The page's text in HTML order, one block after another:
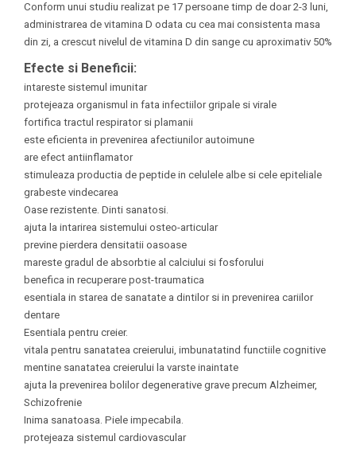
Conform unui studiu realizat pe 17 persoane timp de doar 2-3 luni,
administrarea de vitamina D odata cu cea mai consistenta masa
din zi, a crescut nivelul de vitamina D din sange cu aproximativ 50%
Efecte si Beneficii:
intareste sistemul imunitar
protejeaza organismul in fata infectiilor gripale si virale
fortifica tractul respirator si plamanii
este eficienta in prevenirea afectiunilor autoimune
are efect antiinflamator
stimuleaza productia de peptide in celulele albe si cele epiteliale
grabeste vindecarea
Oase rezistente. Dinti sanatosi.
ajuta la intarirea sistemului osteo-articular
previne pierdera densitatii oasoase
mareste gradul de absorbtie al calciului si fosforului
benefica in recuperare post-traumatica
esentiala in starea de sanatate a dintilor si in prevenirea cariilor
dentare
Esentiala pentru creier.
vitala pentru sanatatea creierului, imbunatatind functiile cognitive
mentine sanatatea creierului la varste inaintate
ajuta la prevenirea bolilor degenerative grave precum Alzheimer,
Schizofrenie
Inima sanatoasa. Piele impecabila.
protejeaza sistemul cardiovascular